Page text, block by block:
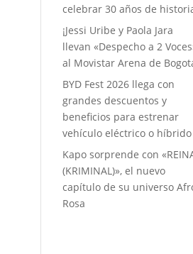
celebrar 30 años de
¡Jessi Uribe y Paola Jara
llevan «Despecho a 2
al Movistar Arena de
BYD Fest 2026 llega con
grandes descuentos y
beneficios para estrenar
vehículo eléctrico o híbrido
Kapo sorprende con
(KRIMINAL)», el nuevo
capítulo de su universo
Rosa